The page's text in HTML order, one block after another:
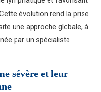
évolution rend la prise
une approche globale, à
par un spécialiste
sévère et leur